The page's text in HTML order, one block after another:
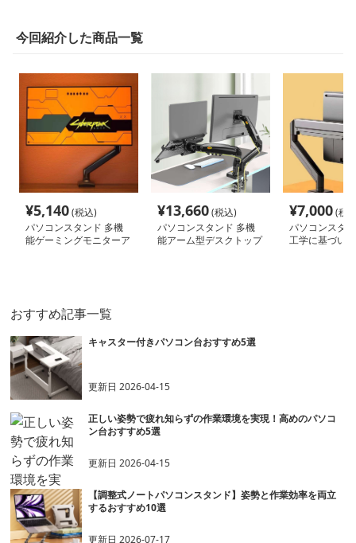
今回紹介した商品一覧
¥5,140(税込)
パソコンスタンド 多機
能ゲーミングモニターア
¥13,660(税込)
パソコンスタンド 多機
能アーム型デスクトップ
¥7,000(税
パソコンスタ
工学に基づい
おすすめ記事一覧
キャスター付きパソコン台おすすめ5選
更新日2026-04-15
正しい姿勢で疲れ知らずの作業環境を実現！高めのパソコ
ン台おすすめ5選
更新日2026-04-15
【調整式ノートパソコンスタンド】姿勢と作業効率を両立
するおすすめ10選
更新日2026-07-17